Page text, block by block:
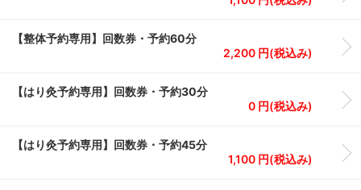
【整体予約専用】回数券・予約60分
2,200 円(税込み)
【はり灸予約専用】回数券・予約30分
0 円(税込み)
【はり灸予約専用】回数券・予約45分
1,100 円(税込み)